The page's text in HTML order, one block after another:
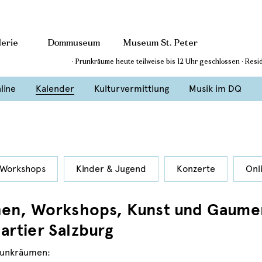
Dommuseum Museum St. Peter
· Prunkräume heute teilweise bis 12 Uhr geschlossen ·
Kalender Kulturvermittlung Musik im DQ
Workshops Kinder & Jugend Konzerte
Workshops, Kunst und
Salzburg